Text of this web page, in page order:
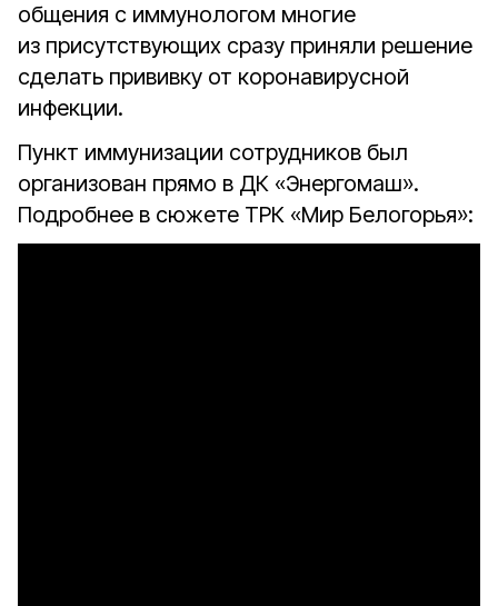
общения с иммунологом многие
из присутствующих сразу приняли решение
сделать прививку от коронавирусной
инфекции.
Пункт иммунизации сотрудников был
организован прямо в ДК «Энергомаш».
Подробнее в сюжете ТРК «Мир Белогорья»: